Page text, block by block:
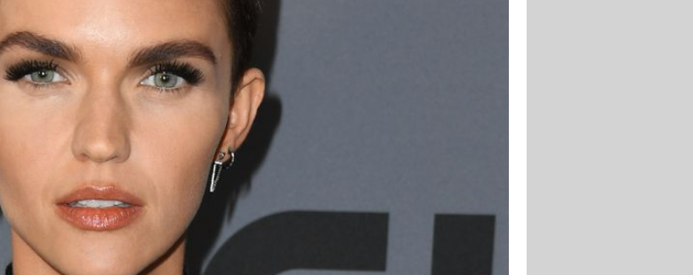
Promiflash Exklusiv
Alle Themen auf Promiflash
App runterladen
Team
Redaktionelle Richtlinien